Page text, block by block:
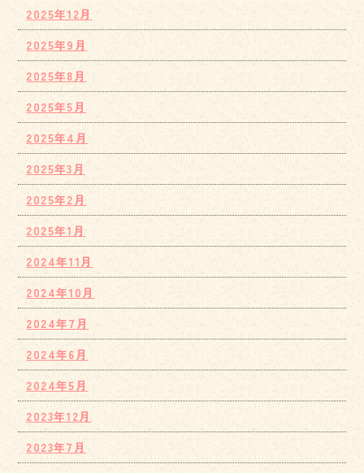
2025年12月
2025年9月
2025年8月
2025年5月
2025年4月
2025年3月
2025年2月
2025年1月
2024年11月
2024年10月
2024年7月
2024年6月
2024年5月
2023年12月
2023年7月